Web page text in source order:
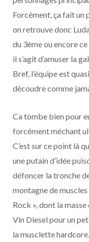
Forcément, ça fait un
on retrouve donc
du 3ème ou encore
il s’agit d’amuser la
Bref, l’équipe est
découdre comme
Ca tombe bien pour
forcément méchant
C’est sur ce point là
une putain d’idée
défoncer la tronche
montagne de
Rock », dont la
Vin Diesel pour un
la musclette hardcore.